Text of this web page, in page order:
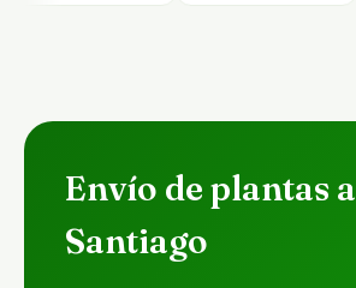
Envío de plantas a
Santiago